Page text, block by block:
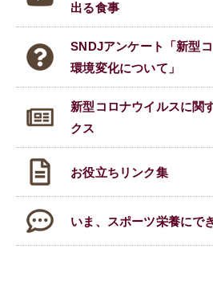
出る食事
SNDJアンケート「新型
環境変化について」
新型コロナウイルスに関
クス
お役立ちリンク集
いま、スポーツ栄養にで